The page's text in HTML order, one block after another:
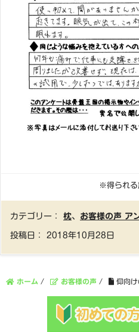
※得られる
カテゴリー： 枕、 お客様の声 ア
投稿日： 2018年10月28日
ホーム / お客様の声 / 仰向け